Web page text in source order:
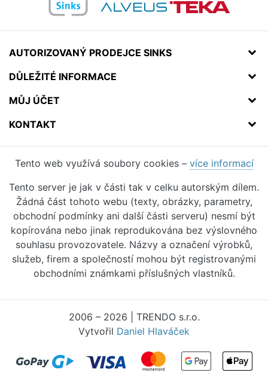
AUTORIZOVANÝ PRODEJCE SINKS
DŮLEŽITÉ INFORMACE
MŮJ ÚČET
KONTAKT
Tento web využívá soubory cookies – více informací
Tento server je jak v části tak v celku autorským dílem.
Žádná část tohoto webu (texty, obrázky, parametry,
obchodní podmínky ani další části serveru) nesmí být
kopírována nebo jinak reprodukována bez výslovného
souhlasu provozovatele. Názvy a označení výrobků,
služeb, firem a společností mohou být registrovanými
obchodními známkami příslušných vlastníků.
2006 – 2026 | TRENDO s.r.o.
Vytvořil Daniel Hlaváček